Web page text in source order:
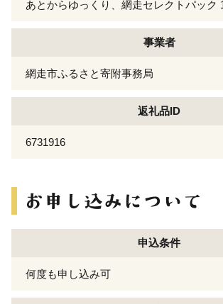
あとからゆっくり、網走セレクトパック
事業者
網走市ふるさと寄附事務局
返礼品ID
6731916
申込条件
何度も申し込み可